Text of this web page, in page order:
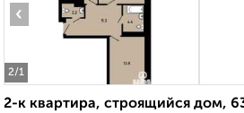
2/1
‹
2-к квартира, строящийся дом,